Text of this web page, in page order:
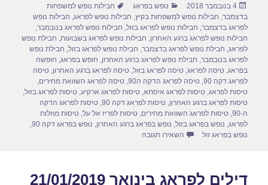
e
b
o
o
k
o
d
o
n
e
פורסם
בתאריך
4 בנובמבר 2018 קטגוריות
נופש בפראג תגיות
חבילות נופש למשפחות
בדצמבר חבילות נופש למשפחות בקיץ חבילות נופש לפראג חבילות נופש
לפראג בדצמבר חבילות נופש לפראג בזול חבילות נופש לפראג בנובמבר
חבילות נופש לפראג ברגע האחרון חבילות נופש לפראג בשבועות חבילת נופש
לפראג חבילת נופש לפראג בדצמבר חבילת נופש לפראג בזול חבילת נופש
לפראג בנובמבר חבילת נופש לפראג ברגע האחרון חופש בפראג חופשה
בפראג ,טיסה לפראג ,טיסה לפראג בזול ,טיסה לפראג ברגע האחרון ,טיסה
לפראג דקה 90
,טיסה לפראג הדקה ה90 ,טיסה לפראג השוואת מחירים
טיסות לפראג ,טיסות לפראג איסתא ,טיסות לפראג ארקיע ,טיסות לפראג בזול
טיסות לפראג ברגע האחרון ,טיסות לפראג דקה 90 ,טיסות לפראג הדקה
ה-90
,טיסות לפראג השוואת מחירים ,טיסות לפריז אל על ,טיסות מוזלות
לפראג נופש בפראג בזול נופש בפראג ברגע האחרון נופש בפראג דקה 90
נופש בפראג זול
השאירו תגובה
דילים לפראג בינואר 21/01/2019